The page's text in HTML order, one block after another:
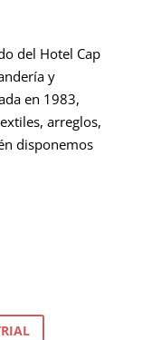
del Hotel Cap
y
en 1983,
arreglos,
disponemos